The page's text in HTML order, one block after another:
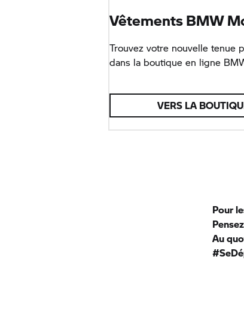
VêtementsBMW
Trouvez votre nouvelle tenue
dans la boutique en ligne
VERS LA
Pour
Au